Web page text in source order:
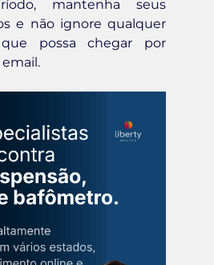
mantenha seus
e não ignore qualquer
possa chegar por